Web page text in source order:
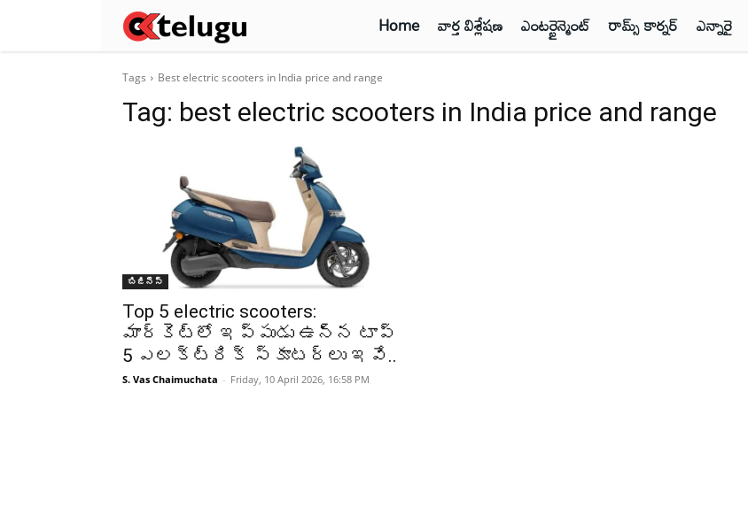
Home వార్త విశ్లేషణ ఎంటర్టైన్మెంట్ రామ్స్ కార్నర్ ఎన్నారై
Tags Best electric scooters in India price and range
Tag: best electric scooters in India price and range
బిజినెస్
Top 5 electric scooters:
మార్కెట్లో ఇప్పుడు ఉన్న టాప్
5 ఎలక్ట్రిక్ స్కూటర్లు ఇవే..
S. Vas Chaimuchata - Friday, 10 April 2026, 16:58 PM